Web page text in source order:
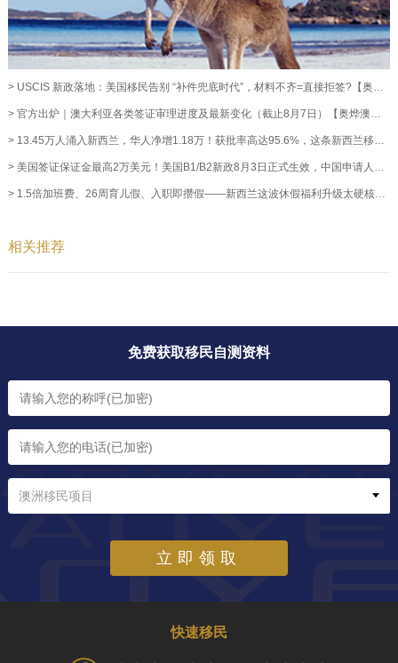
> USCIS 新政落地：美国移民告别 “补件兜底时代”，材料不齐=直接拒签?【奥烨移民资讯】
> 官方出炉｜澳大利亚各类签证审理进度及最新变化（截止8月7日）【奥烨澳洲移民资讯】
> 13.45万人涌入新西兰，华人净增1.18万！获批率高达95.6%，这条新西兰移民通道藏不住了！【奥烨移民资讯】
> 美国签证保证金最高2万美元！美国B1/B2新政8月3日正式生效，中国申请人暂不受影响【奥烨移民资讯】
> 1.5倍加班费、26周育儿假、入职即攒假——新西兰这波休假福利升级太硬核！【奥烨移民资讯】
相关推荐
免费获取移民自测资料
澳洲移民项目
立即领取
快速移民